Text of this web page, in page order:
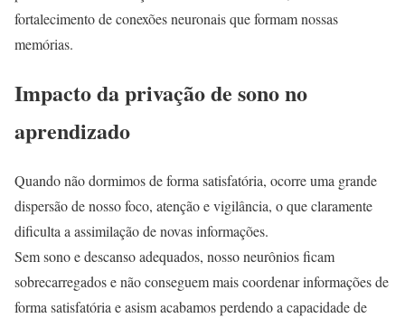
fortalecimento de conexões neuronais que formam nossas
memórias.
Impacto da privação de sono no
aprendizado
Quando não dormimos de forma satisfatória, ocorre uma grande
dispersão de nosso foco, atenção e vigilância, o que claramente
dificulta a assimilação de novas informações.
Sem sono e descanso adequados, nosso neurônios ficam
sobrecarregados e não conseguem mais coordenar informações de
forma satisfatória e asism acabamos perdendo a capacidade de